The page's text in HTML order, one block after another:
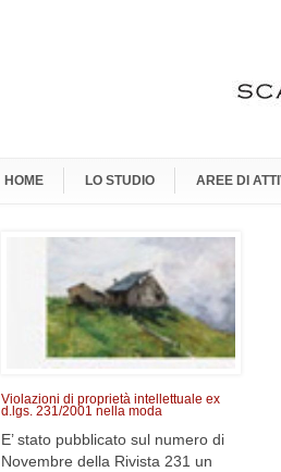
HOME LO STUDIO AREE DI
Violazioni di proprietà intellettuale ex
d.lgs. 231/2001 nella moda
E’ stato pubblicato sul numero di
Novembre della Rivista 231 un